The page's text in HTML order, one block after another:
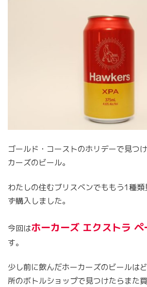
ゴールド・コーストのホリデーで見つ
カーズのビール。
わたしの住むブリスベンでももう1種
ず購入しました。
今回はホーカーズ エクストラ ペ
す。
少し前に飲んだホーカーズのビールは
所のボトルショップで見つけたらまた